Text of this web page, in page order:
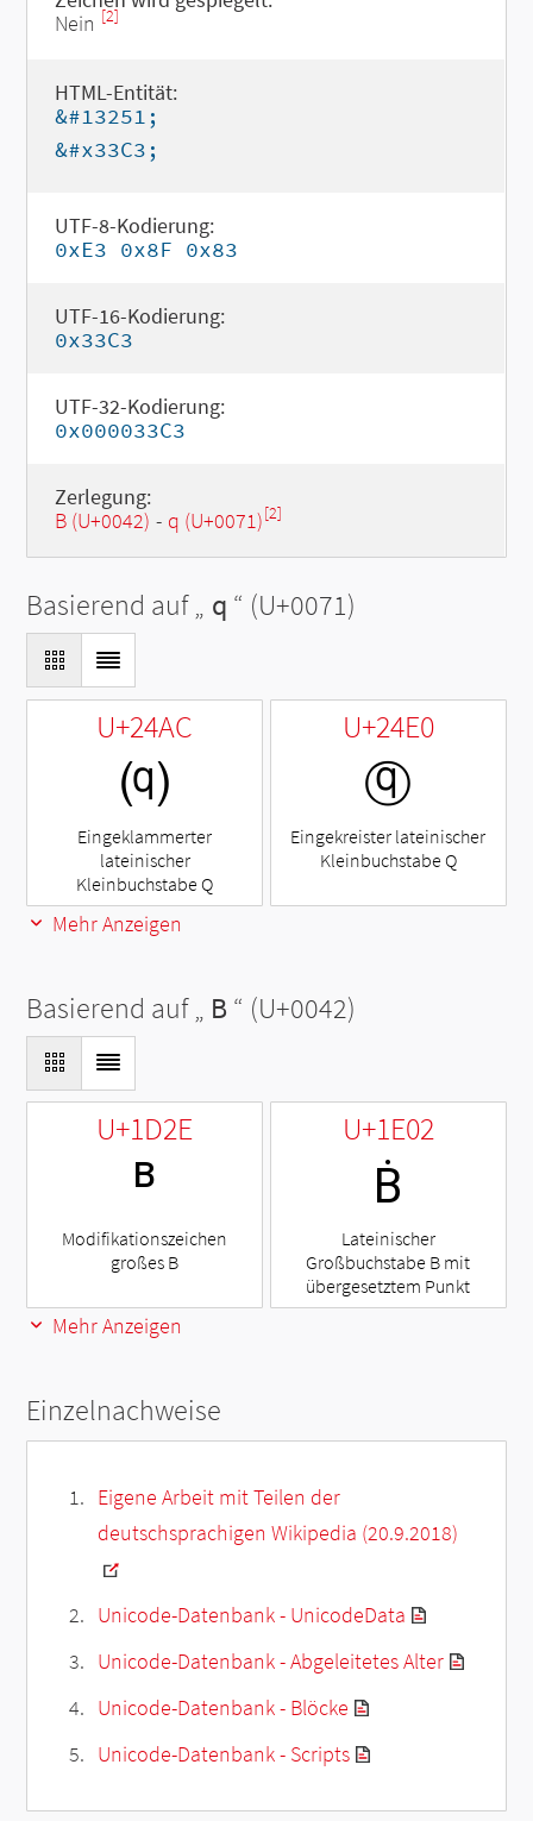
Nein [2]
HTML-Entität:
&#13251;
&#x33C3;
UTF-8-Kodierung:
0xE3 0x8F 0x83
UTF-16-Kodierung:
0x33C3
UTF-32-Kodierung:
0x000033C3
Zerlegung:
B (U+0042) - q (U+0071)[2]
Basierend auf „ q “ (U+0071)
U+24AC
⒬
Eingeklammerter
lateinischer
Kleinbuchstabe Q
U+24E0
ⓠ
Eingekreister lateinischer
Kleinbuchstabe Q
Mehr Anzeigen
Basierend auf „ B“ (U+0042)
U+1D2E
ᴮ
Modifikationszeichen
großes B
U+1E02
Ḃ
Lateinischer
Großbuchstabe B mit
übergesetztem Punkt
Mehr Anzeigen
Einzelnachweise
Eigene Arbeit mit Teilen der
deutschsprachigen Wikipedia (20.9.2018)
Unicode-Datenbank - UnicodeData
Unicode-Datenbank - Abgeleitetes Alter
Unicode-Datenbank - Blöcke
Unicode-Datenbank - Scripts